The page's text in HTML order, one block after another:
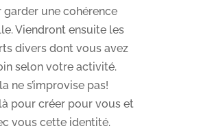
garder une cohérence
Viendront ensuite les
divers dont vous avez
selon votre activité.
ne s’improvise pas!
pour créer pour vous et
vous cette identité.